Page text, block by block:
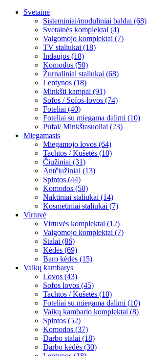
Svetainė
Sisteminiai/moduliniai baldai (68)
Svetainės komplektai (4)
Valgomojo komplektai (7)
TV staliukai (18)
Indaujos (18)
Komodos (50)
Žurnaliniai staliukai (68)
Lentynos (18)
Minkšti kampai (91)
Sofos / Sofos-lovos (74)
Foteliai (40)
Foteliai su miegama dalimi (10)
Pufai/ Minkštasuoliai (23)
Miegamasis
Miegamojo lovos (64)
Tachtos / Kušetės (10)
Čiužiniai (31)
Antčiužiniai (13)
Spintos (44)
Komodos (50)
Naktiniai staliukai (14)
Kosmetiniai staliukai (7)
Virtuvė
Virtuvės komplektai (12)
Valgomojo komplektai (7)
Stalai (86)
Kėdės (69)
Baro kėdės (15)
Vaikų kambarys
Lovos (43)
Sofos lovos (45)
Tachtos / Kušetės (10)
Foteliai su miegama dalimi (10)
Vaikų kambario komplektai (8)
Spintos (52)
Komodos (37)
Darbo stalai (18)
Darbo kėdės (30)